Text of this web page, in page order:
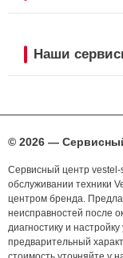
Наши
© 2026 —
Сервисный центр vestel-
обслуживании техники
центром бренда.
неисправностей после
диагностику и
предварительный